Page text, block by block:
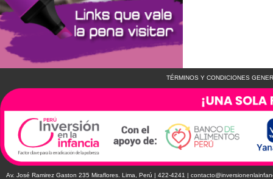
TÉRMINOS Y CONDICIONES
Av. José Ramirez Gaston 235 Miraflores. Lima, Perú | 422-4241 |